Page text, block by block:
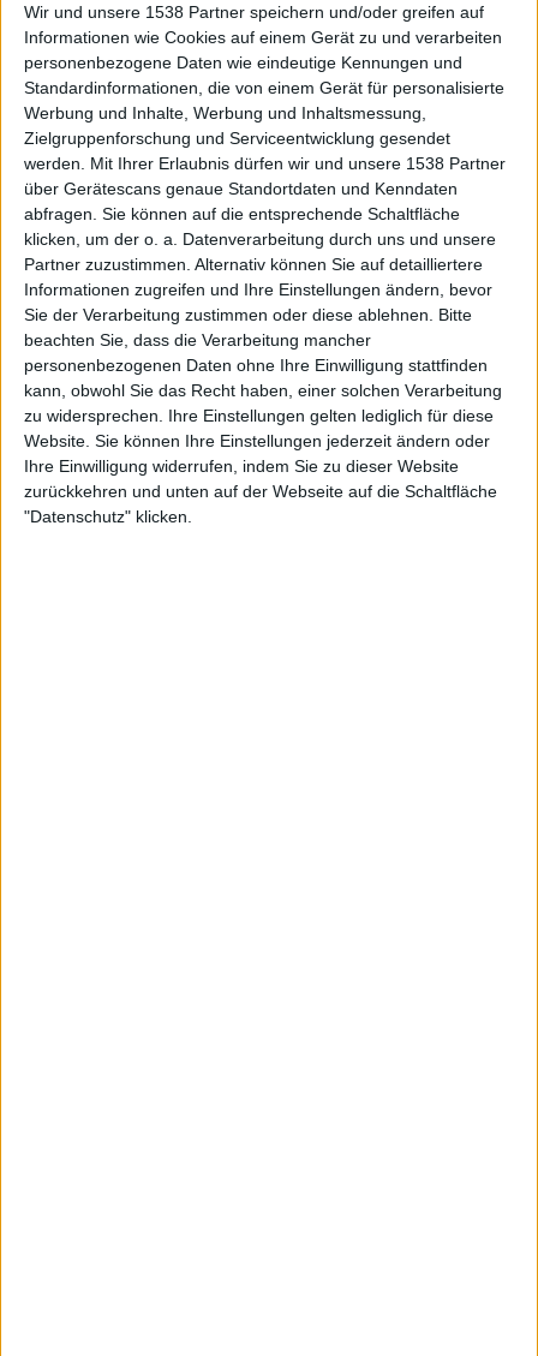
Wir und unsere 1538 Partner speichern und/oder greifen auf
Informationen wie Cookies auf einem Gerät zu und verarbeiten
personenbezogene Daten wie eindeutige Kennungen und
Standardinformationen, die von einem Gerät für personalisierte
Werbung und Inhalte, Werbung und Inhaltsmessung,
Zielgruppenforschung und Serviceentwicklung gesendet
werden.
Mit Ihrer Erlaubnis dürfen wir und unsere 1538 Partner
über Gerätescans genaue Standortdaten und Kenndaten
abfragen. Sie können auf die entsprechende Schaltfläche
klicken, um der o. a. Datenverarbeitung durch uns und unsere
Partner zuzustimmen. Alternativ können Sie auf detailliertere
Informationen zugreifen und Ihre Einstellungen ändern, bevor
Sie der Verarbeitung zustimmen oder diese ablehnen.
Bitte
beachten Sie, dass die Verarbeitung mancher
personenbezogenen Daten ohne Ihre Einwilligung stattfinden
kann, obwohl Sie das Recht haben, einer solchen Verarbeitung
zu widersprechen. Ihre Einstellungen gelten lediglich für diese
Website. Sie können Ihre Einstellungen jederzeit ändern oder
Ihre Einwilligung widerrufen, indem Sie zu dieser Website
zurückkehren und unten auf der Webseite auf die Schaltfläche
"Datenschutz" klicken.
Lynyrd Skynyrd - God & Guns
BAND LYNYRD SKYNYRD
WERTUNG 8/10
USER-WERTUNG
8/ 10
STILE
ROCK
ANZAHL SONGS
12
SPIELDAUER
RELEASE
2009-12-10
LABEL
ROADRUNNER